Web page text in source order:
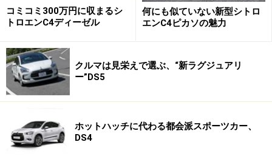
ン（280万9000円）を意識した値付けなのだろうか。
ディーゼルエンジンは、エンジン自体を丈夫に作る必要
があるうえに、AdBlue式SCRという比較的高額な排ガス
後処理システムを使っているから「儲けがあるのか」余
計な心配をしてしまうほど。もちろん、輸入車のクリー
っている。
コミコミ300万円に収まるシ
トロエンC4ディーゼル
何にも似ていない新型シトロ
エンC4ピカソの魅力
クルマは見栄えで選ぶ、“新ラグジュアリ
ー”DS5
ホットハッチに代わる都会派スポーツカー、
DS4